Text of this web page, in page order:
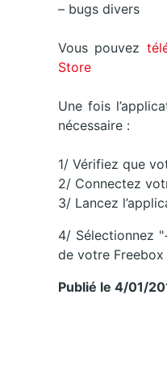
– bugs divers
Vous pouvez
Store
Une fois
nécessaire :
1/ Vérifiez que
2/ Connectez
3/ Lancez
4/ Sélectionnez
de votre Freebox
Publié le 4/01/